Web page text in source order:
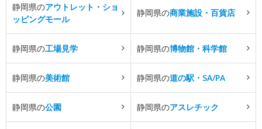
静岡県のアウトレット・ショ
ッピングモール
静岡県の商業施設・百貨店
静岡県の工場見学 静岡県の博物館・科学館
静岡県の美術館 静岡県の道の駅・SA/PA
静岡県の公園 静岡県のアスレチック